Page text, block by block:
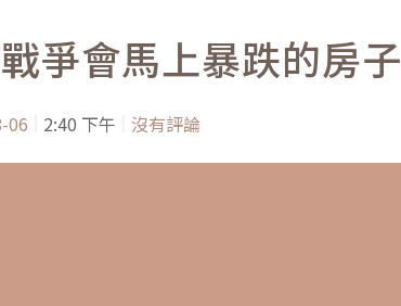
爭會馬上暴跌的房子
06 2:40 下午 沒有評論